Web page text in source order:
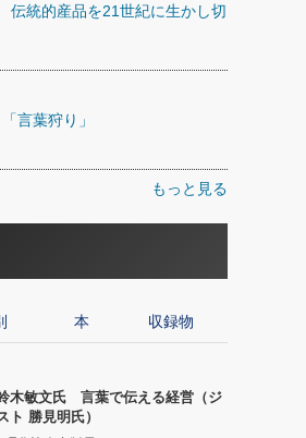
統的産品を21世紀に生かし切
言葉狩り」
もっと見る
本 収録物
鈴木敏文氏 言葉で伝える経営（ジ
ト 勝見明氏）